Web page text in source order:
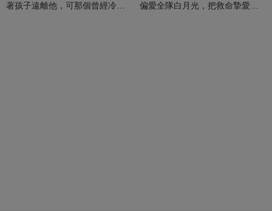
著孩子遠離他，可那個曾經冷漠
偏愛全隊白月光，把救命摯愛當